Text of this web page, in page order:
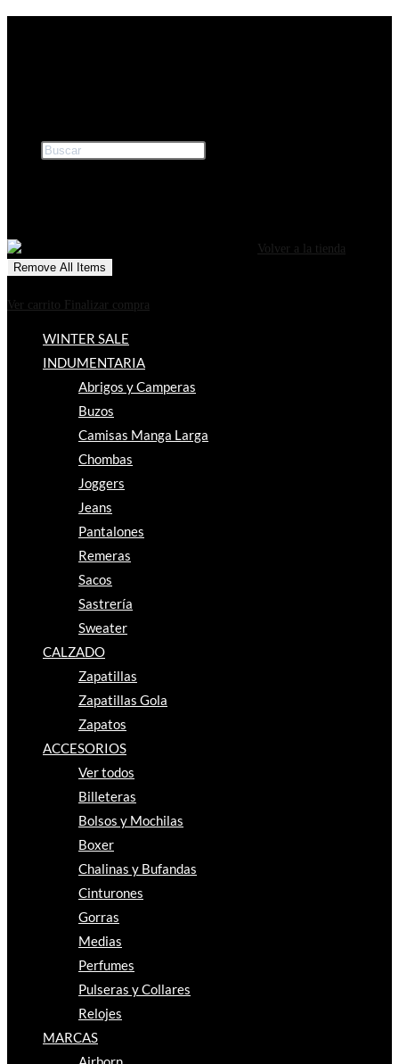
Volver a la tienda
Remove All Items
Ver carrito
Finalizar compra
WINTER SALE
INDUMENTARIA
Abrigos y Camperas
Buzos
Camisas Manga Larga
Chombas
Joggers
Jeans
Pantalones
Remeras
Sacos
Sastrería
Sweater
CALZADO
Zapatillas
Zapatillas Gola
Zapatos
ACCESORIOS
Ver todos
Billeteras
Bolsos y Mochilas
Boxer
Chalinas y Bufandas
Cinturones
Gorras
Medias
Perfumes
Pulseras y Collares
Relojes
MARCAS